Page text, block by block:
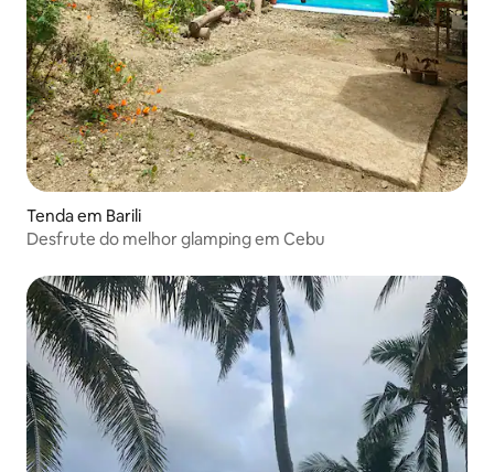
Tenda em Barili
Desfrute do melhor glamping em Cebu